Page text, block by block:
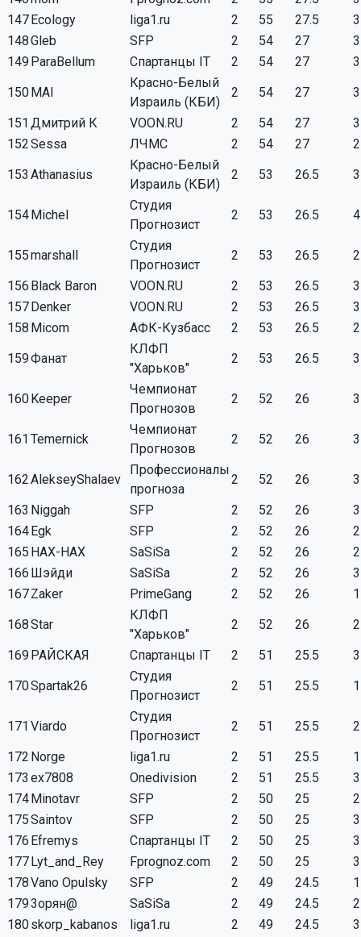
147Ecology liga1.ru 2 55 27.5
3
148Gleb SFP 2 54 27
3
149ParaBellum Спартанцы IT 2 54 27
3
150MAI
Красно-Белый
Израиль (КБИ)
2 54 27
3
151 Дмитрий К VOON.RU 2 54 27
3
152Sessa ЛЧМС 2 54 27
2
153 Athanasius
Красно-Белый
Израиль (КБИ)
2 53 26.5 3
154Michel
Студия
Прогнозист
2 53 26.5 4
155marshall
Студия
Прогнозист
2 53 26.5
2
156 Black Baron VOON.RU 2 53 26.5
3
157Denker VOON.RU 2 53 26.5
3
158 Micom АФК-Кузбасс 2 53 26.5
2
159Фанат
КЛФП
"Харьков"
2 53 26.5 3
160Keeper
Чемпионат
Прогнозов
2 52 26 3
161 Temernick
Чемпионат
Прогнозов
2 52 26 3
162AlekseyShalaev
Профессионалы
прогноза
2 52 26
3
163 Niggah SFP 2 52 26
3
164Egk SFP 2 52 26
2
165 HAX-HAX SaSiSa 2 52 26
2
166 Шэйди SaSiSa 2 52 26
3
167Zaker PrimeGang 2 52 26
1
168Star
КЛФП
"Харьков"
2 52 26
2
169РАЙСКАЯ Спартанцы IT 2 51 25.5
3
170Spartak26
Студия
Прогнозист
2 51 25.5 1
171 Viardo
Студия
Прогнозист
2 51 25.5
2
172 Norge liga1.ru 2 51 25.5
1
173 ex7808 Onedivision 2 51 25.5
3
174Minotavr SFP 2 50 25
2
175Saintov SFP 2 50 25
3
176 Efremys Спартанцы IT 2 50 25
3
177Lyt_and_Rey Fprognoz.com 2 50 25
3
178Vano Opulsky SFP 2 49 24.5
1
1793орян@ SaSiSa 2 49 24.5
2
180skorp_kabanos liga1.ru 2 49 24.5
3